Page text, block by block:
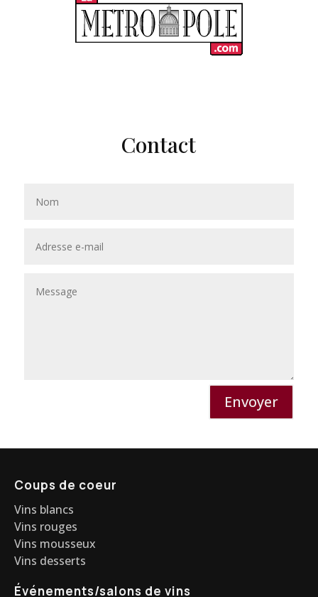
Contact
Envoyer
Coups de coeur
Vins blancs
Vins rouges
Vins mousseux
Vins desserts
Événements/salons de vins